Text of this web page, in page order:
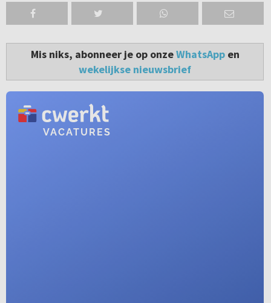
Mis niks, abonneer je op onzeWhatsAppen
wekelijkse nieuwsbrief